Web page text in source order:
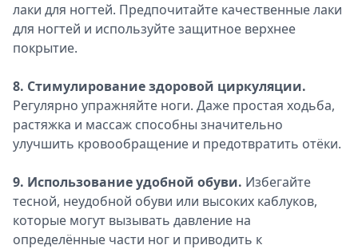
лаки для ногтей. Предпочитайте качественные лаки
для ногтей и используйте защитное верхнее
покрытие.
8. Стимулирование здоровой циркуляции.
Регулярно упражняйте ноги. Даже простая ходьба,
растяжка и массаж способны значительно
улучшить кровообращение и предотвратить отёки.
9. Использование удобной обуви. Избегайте
тесной, неудобной обуви или высоких каблуков,
которые могут вызывать давление на
определённые части ног и приводить к